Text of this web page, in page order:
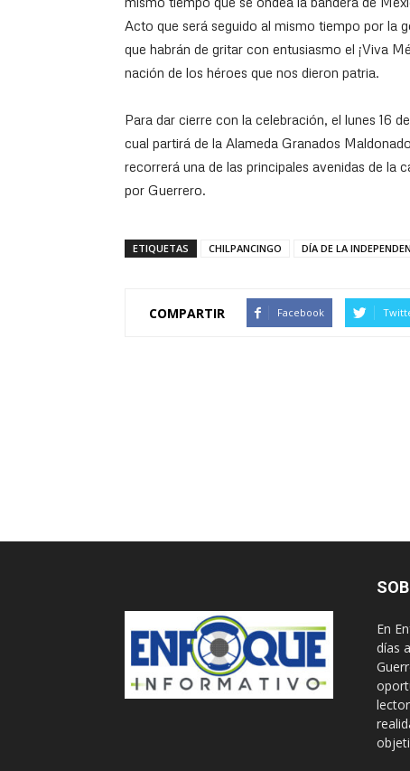
Acto que será seguido al mismo tiempo por la
que habrán de gritar con entusiasmo el ¡Viva
nación de los héroes que nos dieron patria.
Para dar cierre con la celebración, el lunes 16
cual partirá de la Alameda Granados
recorrerá una de las principales avenidas de la
por Guerrero.
ETIQUETAS CHILPANCINGO DÍA DE LA
COMPARTIR Facebook
En
días